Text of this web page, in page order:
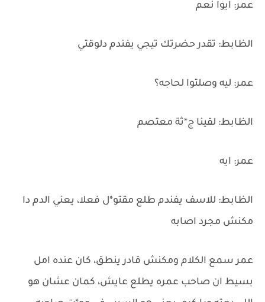
عمر: ايوا نعم
الظابط: تقدر حضرتك تيجي يفندم دلوقتي
عمر: ليه وصلتوا لحاجه؟
الظابط: لقينا ج*ثة معتصم
عمر: ايه
الظابط: للاسف يفندم طلع مقتو*ل فعلا، يعني الدم دا
مكنش مجرد اصابه
عمر سمع الكلام ومكنش قادر ينطق، كان عنده امل
بسيط ان صاحب عمره يطلع عايش، كمان عشان هو